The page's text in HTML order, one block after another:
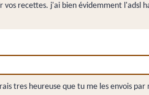
recettes. j'ai bien évidemment l'adsl
tres heureuse que tu me les envois